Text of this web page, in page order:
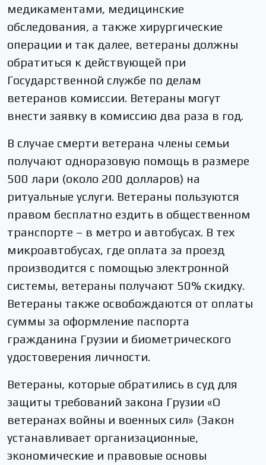
медикаментами, медицинские
обследования, а также хирургические
операции и так далее, ветераны должны
обратиться к действующей при
Государственной службе по делам
ветеранов комиссии. Ветераны могут
внести заявку в комиссию два раза в год.
В случае смерти ветерана члены семьи
получают одноразовую помощь в размере
500 лари (около 200 долларов) на
ритуальные услуги. Ветераны пользуются
правом бесплатно ездить в общественном
транспорте – в метро и автобусах. В тех
микроавтобусах, где оплата за проезд
производится с помощью электронной
системы, ветераны получают 50% скидку.
Ветераны также освобождаются от оплаты
суммы за оформление паспорта
гражданина Грузии и биометрического
удостоверения личности.
Ветераны, которые обратились в суд для
защиты требований закона Грузии «О
ветеранах войны и военных сил» (Закон
устанавливает организационные,
экономические и правовые основы